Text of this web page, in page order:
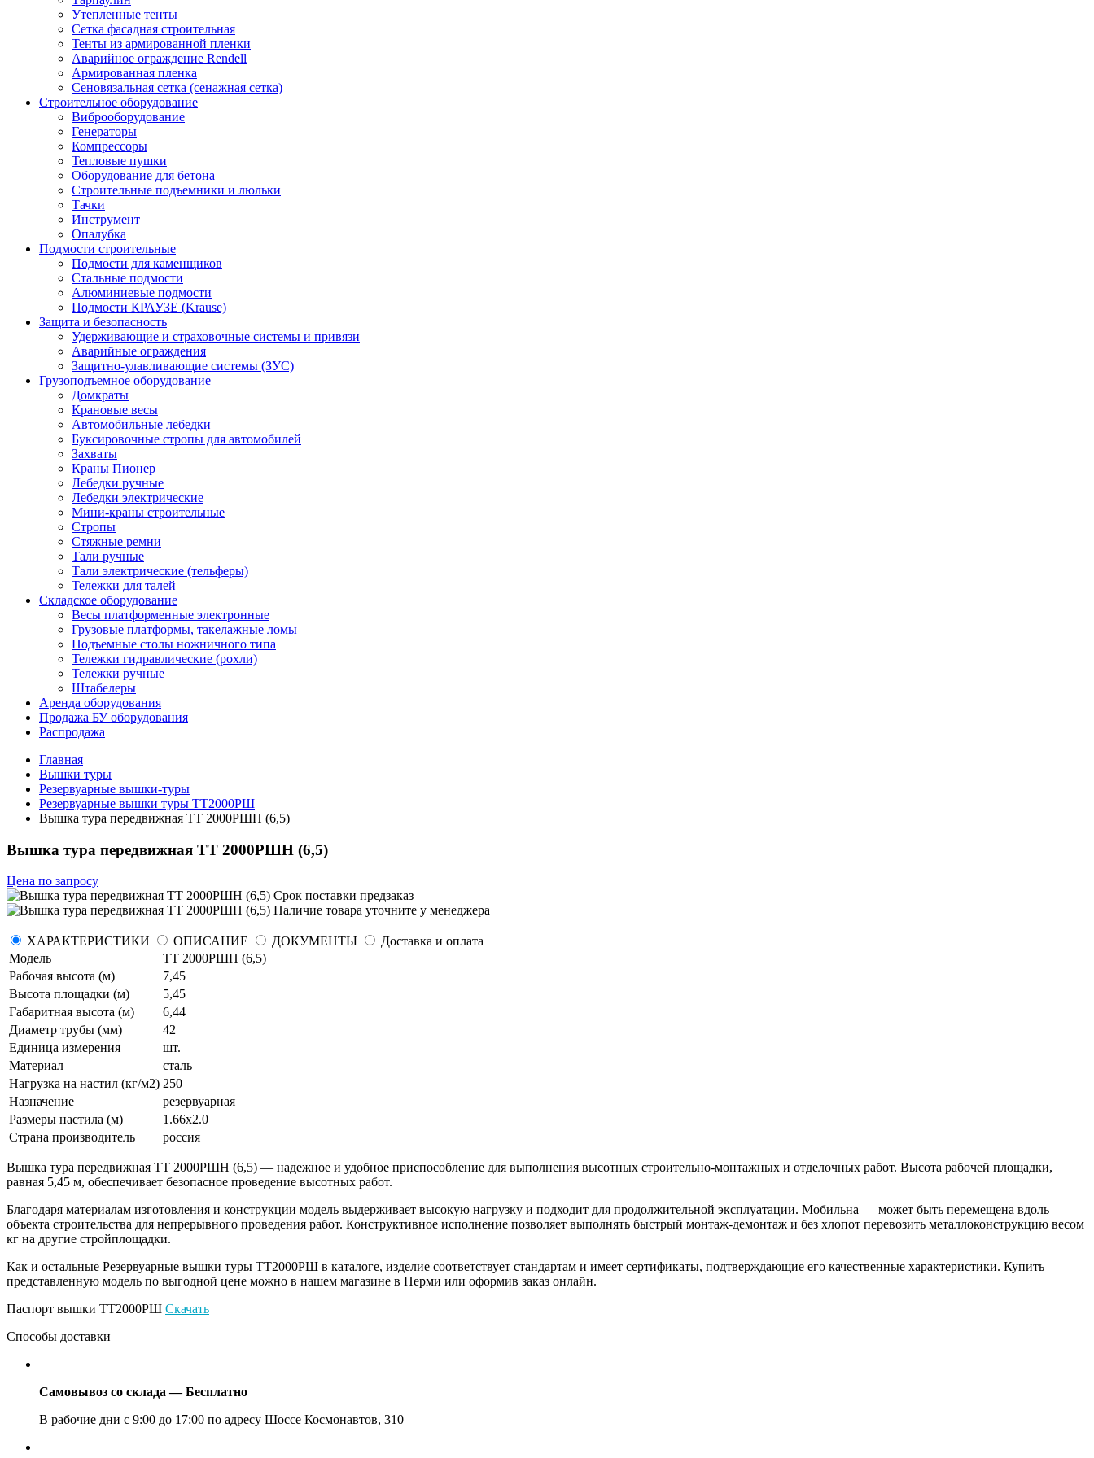
Утепленные тенты
Сетка фасадная строительная
Тенты из армированной пленки
Аварийное ограждение Rendell
Армированная пленка
Сеновязальная сетка (сенажная сетка)
Строительное оборудование
Виброоборудование
Генераторы
Компрессоры
Тепловые пушки
Оборудование для бетона
Строительные подъемники и люльки
Тачки
Инструмент
Опалубка
Подмости строительные
Подмости для каменщиков
Стальные подмости
Алюминиевые подмости
Подмости КРАУЗЕ (Krause)
Защита и безопасность
Удерживающие и страховочные системы и привязи
Аварийные ограждения
Защитно-улавливающие системы (ЗУС)
Грузоподъемное оборудование
Домкраты
Крановые весы
Автомобильные лебедки
Буксировочные стропы для автомобилей
Захваты
Краны Пионер
Лебедки ручные
Лебедки электрические
Мини-краны строительные
Стропы
Стяжные ремни
Тали ручные
Тали электрические (тельферы)
Тележки для талей
Складское оборудование
Весы платформенные электронные
Грузовые платформы, такелажные ломы
Подъемные столы ножничного типа
Тележки гидравлические (рохли)
Тележки ручные
Штабелеры
Аренда оборудования
Продажа БУ оборудования
Распродажа
Главная
Вышки туры
Резервуарные вышки-туры
Резервуарные вышки туры ТТ2000РШ
Вышка тура передвижная ТТ 2000РШН (6,5)
Вышка тура передвижная ТТ 2000РШН (6,5)
Цена по запросу
Срок поставки предзаказ
Наличие товара уточните у менеджера
ХАРАКТЕРИСТИКИ ОПИСАНИЕ ДОКУМЕНТЫ
Доставка и оплата
Модель
ТТ 2000РШН (6,5)
Рабочая высота (м)
7,45
Высота площадки (м)
5,45
Габаритная высота (м)
6,44
Диаметр трубы (мм)
42
Единица измерения
шт.
Материал
сталь
Нагрузка на настил (кг/м2) 250
Назначение
резервуарная
Размеры настила (м)
1.66х2.0
Страна производитель
россия
Вышка тура передвижная ТТ 2000РШН (6,5) — надежное и удобное приспособление для выполнения высотных строительно-монтажных и отделочных работ. Высота рабочей площадки,
равная 5,45 м, обеспечивает безопасное проведение высотных работ.
Благодаря материалам изготовления и конструкции модель выдерживает высокую нагрузку и подходит для продолжительной эксплуатации. Мобильна — может быть перемещена вдоль
объекта строительства для непрерывного проведения работ. Конструктивное исполнение позволяет выполнять быстрый монтаж-демонтаж и без хлопот перевозить металлоконструкцию весом
кг на другие стройплощадки.
Как и остальные Резервуарные вышки туры ТТ2000РШ в каталоге, изделие соответствует стандартам и имеет сертификаты, подтверждающие его качественные характеристики. Купить
представленную модель по выгодной цене можно в нашем магазине в Перми или оформив заказ онлайн.
Паспорт вышки ТТ2000РШ Скачать
Способы доставки
Самовывоз со склада — Бесплатно
В рабочие дни с 9:00 до 17:00 по адресу Шоссе Космонавтов, 310